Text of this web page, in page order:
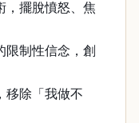
，擺脫憤怒、焦
制性信念，創
移除「我做不